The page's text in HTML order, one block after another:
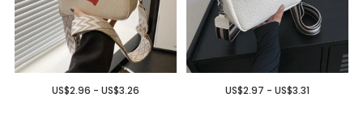
US$2.97 - US$3.31
US$2.96 - US$3.26